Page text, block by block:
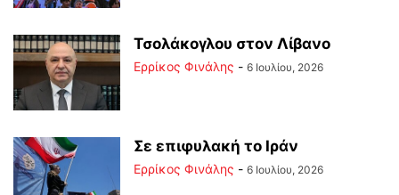
Τσολάκογλου στον Λίβανο
Ερρίκος Φινάλης - 6 Ιουλίου, 2026
Σε επιφυλακή το Ιράν
Ερρίκος Φινάλης - 6 Ιουλίου, 2026